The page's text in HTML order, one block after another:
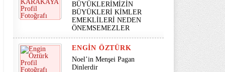
BÜYÜKLERİMİZİN
BÜYÜKLERİ KİMLER
EMEKLİLERİ NEDEN
ÖNEMSEMEZLER
ENGIN ÖZTÜRK
Noel’in Menşei Pagan
Dinlerdir